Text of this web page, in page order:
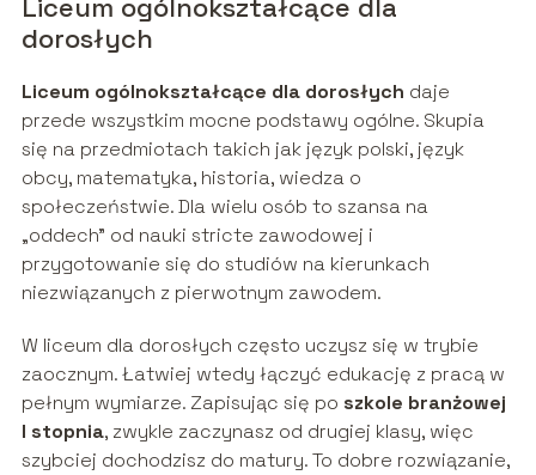
Liceum ogólnokształcące dla
dorosłych
Liceum ogólnokształcące dla dorosłych daje
przede wszystkim mocne podstawy ogólne. Skupia
się na przedmiotach takich jak język polski, język
obcy, matematyka, historia, wiedza o
społeczeństwie. Dla wielu osób to szansa na
„oddech” od nauki stricte zawodowej i
przygotowanie się do studiów na kierunkach
niezwiązanych z pierwotnym zawodem.
W liceum dla dorosłych często uczysz się w trybie
zaocznym. Łatwiej wtedy łączyć edukację z pracą w
pełnym wymiarze. Zapisując się po szkole branżowej
I stopnia, zwykle zaczynasz od drugiej klasy, więc
szybciej dochodzisz do matury. To dobre rozwiązanie,